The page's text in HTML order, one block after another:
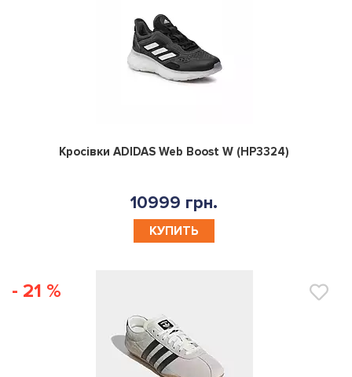
0
Кросівки ADIDAS Web Boost W (HP3324)
10999 грн.
КУПИТЬ
- 21 %